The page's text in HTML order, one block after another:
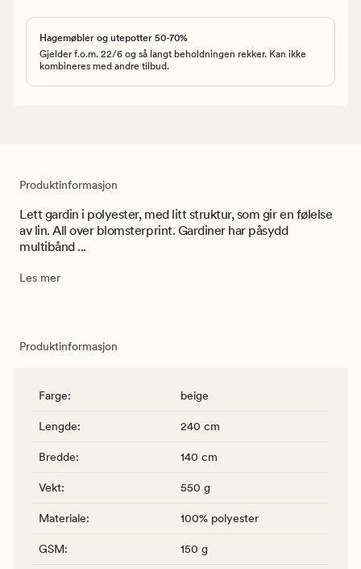
Hagemøbler og utepotter 50-70%
Gjelder f.o.m. 22/6 og så langt beholdningen rekker. Kan ikke
kombineres med andre tilbud.
Produktinformasjon
Lett gardin i polyester, med litt struktur, som gir en følelse
av lin. All over blomsterprint. Gardiner har påsydd
multibånd ...
Les mer
Produktinformasjon
Farge: beige
Lengde: 240 cm
Bredde: 140 cm
Vekt: 550 g
Materiale: 100% polyester
GSM: 150 g